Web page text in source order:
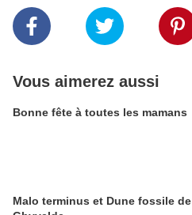
Vous aimerez aussi
Bonne fête à toutes les mamans
Malo terminus et Dune fossile de